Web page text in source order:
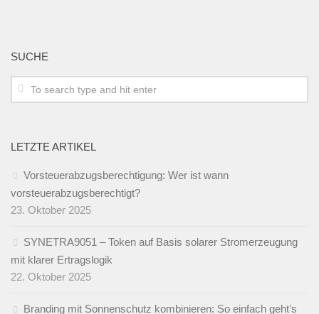
SUCHE
LETZTE ARTIKEL
Vorsteuerabzugsberechtigung: Wer ist wann
vorsteuerabzugsberechtigt?
23. Oktober 2025
SYNETRA9051 – Token auf Basis solarer Stromerzeugung
mit klarer Ertragslogik
22. Oktober 2025
Branding mit Sonnenschutz kombinieren: So einfach geht’s